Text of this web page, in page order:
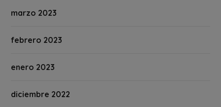
marzo 2023
febrero 2023
enero 2023
diciembre 2022